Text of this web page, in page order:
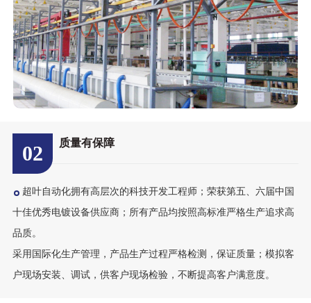
02 质量有保障
超叶自动化拥有高层次的科技开发工程师；荣获第五、六届中国
十佳优秀电镀设备供应商；所有产品均按照高标准严格生产追求高
品质。
采用国际化生产管理，产品生产过程严格检测，保证质量；模拟客
户现场安装、调试，供客户现场检验，不断提高客户满意度。